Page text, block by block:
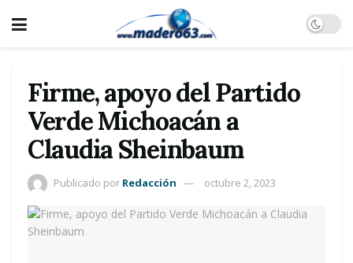
Firme, apoyo del Partido
Verde Michoacán a
Claudia Sheinbaum
Publicado por Redacción octubre 2, 2023